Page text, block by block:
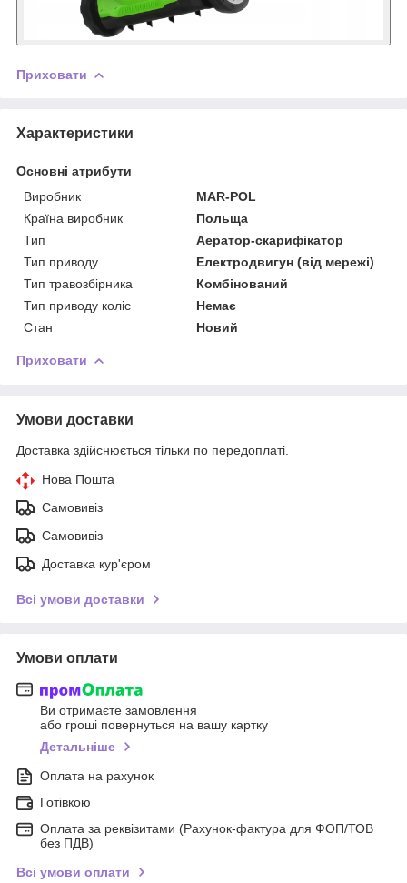
Приховати
Характеристики
Основні атрибути
Виробник
MAR-POL
Країна виробник
Польща
Тип
Аератор-скарифікатор
Тип приводу
Електродвигун (від мережі)
Тип травозбірника
Комбінований
Тип приводу коліс
Немає
Стан
Новий
Приховати
Умови доставки
Доставка здійснюється тільки по передоплаті.
Нова Пошта
Самовивіз
Самовивіз
Доставка кур'єром
Всі умови доставки
Умови оплати
Ви отримаєте замовлення
або гроші повернуться на вашу картку
Детальніше
Оплата на рахунок
Готівкою
Оплата за реквізитами (Рахунок-фактура для ФОП/ТОВ
без ПДВ)
Всі умови оплати